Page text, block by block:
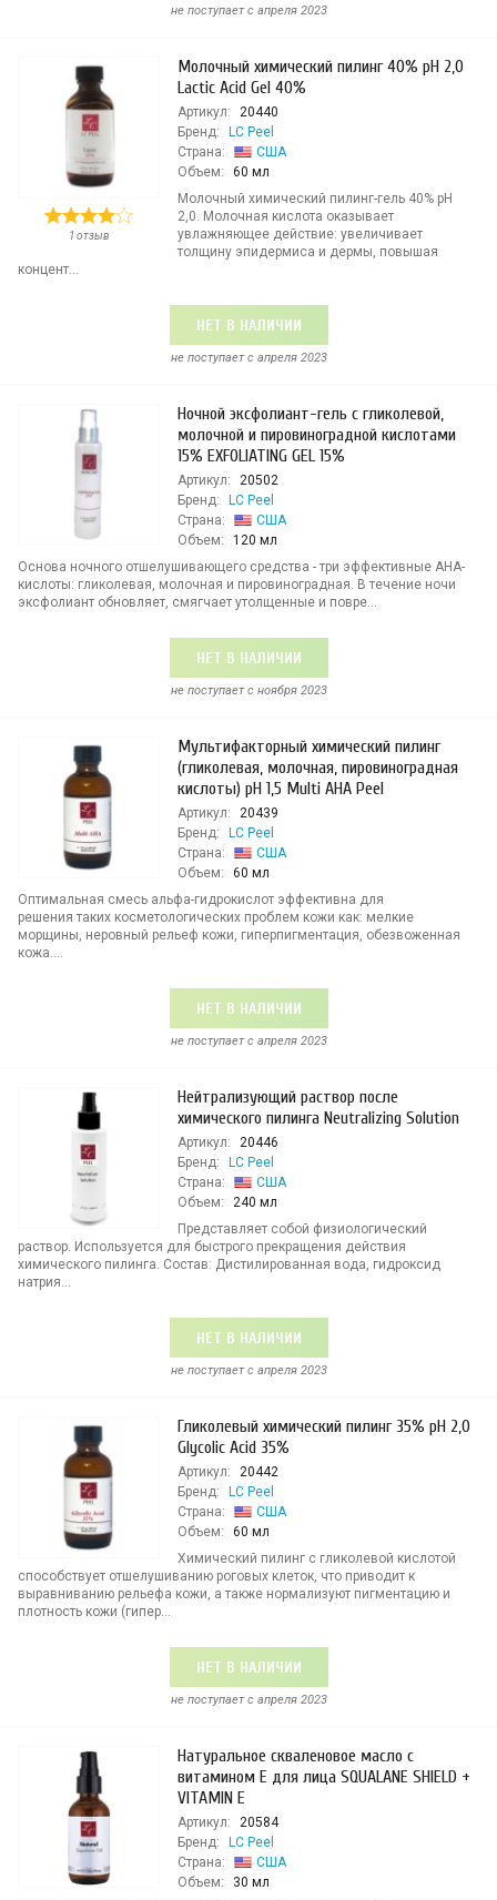
не поступает c апреля 2023
1 отзыв
Молочный химический пилинг 40% рН 2,0
Lactic Acid Gel 40%
Артикул:
20440
Бренд:
LC Peel
Страна:
США
Объем:
60 мл
Молочный химический пилинг-гель 40% рН
2,0. Молочная кислота оказывает
увлажняющее действие: увеличивает
толщину эпидермиса и дермы, повышая
концент...
НЕТ В НАЛИЧИИ
не поступает c апреля 2023
Ночной эксфолиант-гель с гликолевой,
молочной и пировиноградной кислотами
15% ЕXFOLIATING GEL 15%
Артикул:
20502
Бренд:
LC Peel
Страна:
США
Объем:
120 мл
Основа ночного отшелушивающего средства - три эффективные AHA-
кислоты: гликолевая, молочная и пировиноградная. В течение ночи
эксфолиант обновляет, смягчает утолщенные и повре...
НЕТ В НАЛИЧИИ
не поступает c ноября 2023
Мультифакторный химический пилинг
(гликолевая, молочная, пировиноградная
кислоты) рН 1,5 Multi AHA Peel
Артикул:
20439
Бренд:
LC Peel
Страна:
США
Объем:
60 мл
Оптимальная смесь альфа-гидрокислот эффективна для
решения таких косметологических проблем кожи как: мелкие
морщины, неровный рельеф кожи, гиперпигментация, обезвоженная
кожа....
НЕТ В НАЛИЧИИ
не поступает c апреля 2023
Нейтрализующий раствор после
химического пилинга Neutralizing Solution
Артикул:
20446
Бренд:
LC Peel
Страна:
США
Объем:
240 мл
Представляет собой физиологический
раствор. Используется для быстрого прекращения действия
химического пилинга. Состав: Дистилированная вода, гидроксид
натрия...
НЕТ В НАЛИЧИИ
не поступает c апреля 2023
Гликолевый химический пилинг 35% рН 2,0
Glycolic Acid 35%
Артикул:
20442
Бренд:
LC Peel
Страна:
США
Объем:
60 мл
Химический пилинг с гликолевой кислотой
способствует отшелушиванию роговых клеток, что приводит к
выравниванию рельефа кожи, а также нормализуют пигментацию и
плотность кожи (гипер...
НЕТ В НАЛИЧИИ
не поступает c апреля 2023
Натуральное скваленовое масло с
витамином Е для лица SQUALANE SHIELD +
VITAMIN E
Артикул:
20584
Бренд:
LC Peel
Страна:
США
Объем:
30 мл